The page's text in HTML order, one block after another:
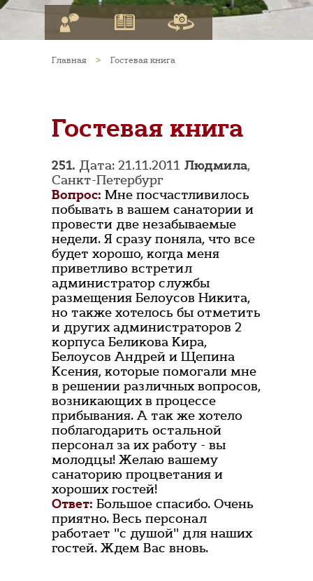
Главная > Гостевая книга
Гостевая книга
251. Дата: 21.11.2011 Людмила,
Санкт-Петербург
Вопрос: Мне посчастливилось
побывать в вашем санатории и
провести две незабываемые
недели. Я сразу поняла, что все
будет хорошо, когда меня
приветливо встретил
администратор службы
размещения Белоусов Никита,
но также хотелось бы отметить
и других администраторов 2
корпуса Беликова Кира,
Белоусов Андрей и Щепина
Ксения, которые помогали мне
в решении различных вопросов,
возникающих в процессе
прибывания. А так же хотело
поблагодарить остальной
персонал за их работу - вы
молодцы! Желаю вашему
санаторию процветания и
хороших гостей!
Ответ: Большое спасибо. Очень
приятно. Весь персонал
работает "с душой" для наших
гостей. Ждем Вас вновь.